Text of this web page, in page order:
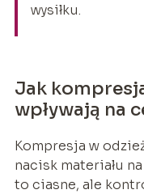
wysiłku.
Jak
wpływają na
Kompresja w
nacisk materiału
to ciasne, ale